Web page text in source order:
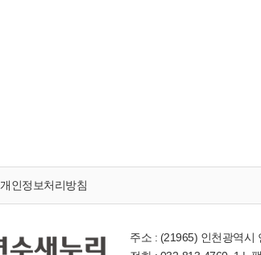
개인정보처리방침
주소 : (21965) 인천광역시